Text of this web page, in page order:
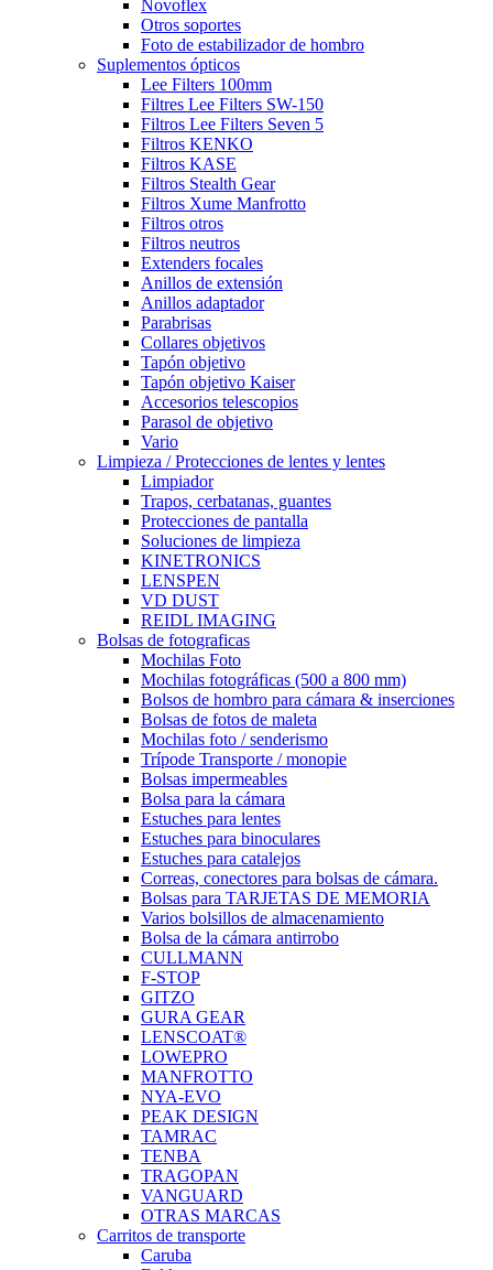
Novoflex
Otros soportes
Foto de estabilizador de hombro
Suplementos ópticos
Lee Filters 100mm
Filtres Lee Filters SW-150
Filtros Lee Filters Seven 5
Filtros KENKO
Filtros KASE
Filtros Stealth Gear
Filtros Xume Manfrotto
Filtros otros
Filtros neutros
Extenders focales
Anillos de extensión
Anillos adaptador
Parabrisas
Collares objetivos
Tapón objetivo
Tapón objetivo Kaiser
Accesorios telescopios
Parasol de objetivo
Vario
Limpieza / Protecciones de lentes y lentes
Limpiador
Trapos, cerbatanas, guantes
Protecciones de pantalla
Soluciones de limpieza
KINETRONICS
LENSPEN
VD DUST
REIDL IMAGING
Bolsas de fotograficas
Mochilas Foto
Mochilas fotográficas (500 a 800 mm)
Bolsos de hombro para cámara & inserciones
Bolsas de fotos de maleta
Mochilas foto / senderismo
Trípode Transporte / monopie
Bolsas impermeables
Bolsa para la cámara
Estuches para lentes
Estuches para binoculares
Estuches para catalejos
Correas, conectores para bolsas de cámara.
Bolsas para TARJETAS DE MEMORIA
Varios bolsillos de almacenamiento
Bolsa de la cámara antirrobo
CULLMANN
F-STOP
GITZO
GURA GEAR
LENSCOAT®
LOWEPRO
MANFROTTO
NYA-EVO
PEAK DESIGN
TAMRAC
TENBA
TRAGOPAN
VANGUARD
OTRAS MARCAS
Carritos de transporte
Caruba